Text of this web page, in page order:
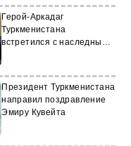
Герой-Аркадаг
Туркменистана
встретился с наследным
Президент Туркменистана
направил поздравление
Эмиру Кувейта